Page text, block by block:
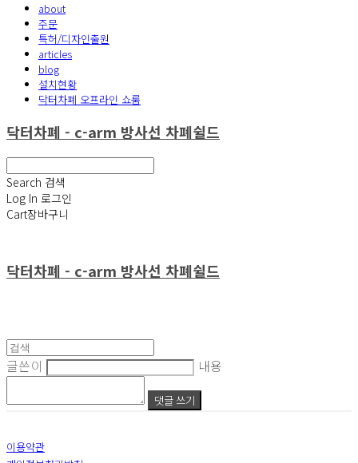
about
주문
특허/디자인출원
articles
blog
설치현황
닥터차폐 오프라인 쇼룸
닥터차폐 - c-arm 방사선 차폐쉴드
Search 검색
Log In 로그인
Cart장바구니
닥터차폐 - c-arm 방사선 차폐쉴드
글쓴이 내용
댓글 쓰기
이용약관